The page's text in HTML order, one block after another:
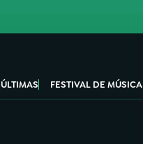
ÚLTIMAS FESTIVAL DE MÚSICA